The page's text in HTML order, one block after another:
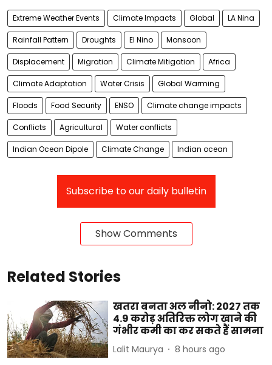
Extreme Weather Events Climate Impacts Global LA Nina
Rainfall Pattern Droughts El Nino Monsoon
Displacement Migration Climate Mitigation Africa
Climate Adaptation Water Crisis Global Warming
Floods Food Security ENSO Climate change impacts
Conflicts Agricultural Water conflicts
Indian Ocean Dipole Climate Change Indian ocean
Subscribe to our daily bulletin
Show Comments
Related Stories
खतरा बनता अल नीनो: 2027 तक
4.9 करोड़ अतिरिक्त लोग खाने की
गंभीर कमी का कर सकते हैं सामना
Lalit Maurya 8 hours ago